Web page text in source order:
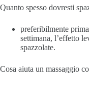
Quanto spesso dovresti
preferibilmente
settimana, l’effetto
spazzolate.
Cosa aiuta un massaggio